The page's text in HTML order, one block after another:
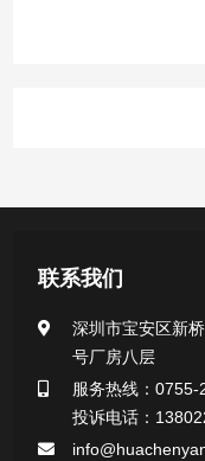
产品中心
医用无菌采样拭子系
一次性使用采样器
微生物样本保存液
核酸（DNA&RNA
联系我们
深圳市宝安区新
号厂房八层
服务热线：0755-
投诉电话：